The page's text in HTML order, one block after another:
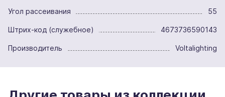
Угол рассеивания 55
Штрих-код (служебное) 4673736590143
Производитель Voltalighting